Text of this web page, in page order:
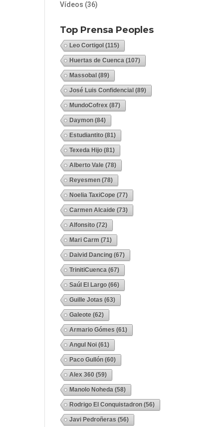
Vídeos (36)
Top Prensa Peoples
Leo Cortigol (115)
Huertas de Cuenca (107)
Massobal (89)
José Luis Confidencial (89)
MundoCofrex (87)
Daymon (84)
Estudiantito (81)
Texeda Hijo (81)
Alberto Vale (78)
Reyesmen (78)
Noelia TaxiCope (77)
Carmen Alcaide (73)
Alfonsito (72)
Mari Carm (71)
Daivid Dancing (67)
TrinitiCuenca (67)
Saúl El Largo (66)
Guille Jotas (63)
Galeote (62)
Armario Gómes (61)
Angul Noi (61)
Paco Gullón (60)
Alex 360 (59)
Manolo Noheda (58)
Rodrigo El Conquistadron (56)
Javi Pedroñeras (56)